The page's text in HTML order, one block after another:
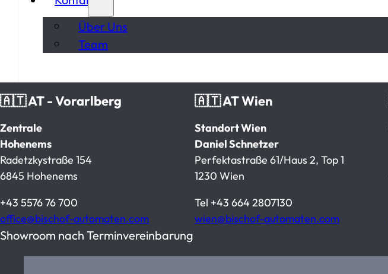
Über Uns
Team
🇦🇹 AT - Vorarlberg
Zentrale
Hohenems
Radetzkystraße 154
6845 Hohenems
+43 5576 76 700
office@bischof-automaten.com
🇦🇹 AT Wien
Standort Wien
Daniel Schnetzer
Perfektastraße 61/Haus 2, Top 1
1230 Wien
Tel +43 664 2807130
wien@bischof-automaten.com
Showroom nach Terminvereinbarung